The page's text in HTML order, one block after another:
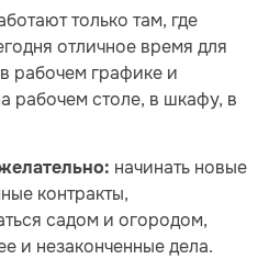
только там, где
отличное время для
рабочем графике и
рабочем столе, в шкафу, в
начинать новые
контракты,
садом и огородом,
и незаконченные дела.